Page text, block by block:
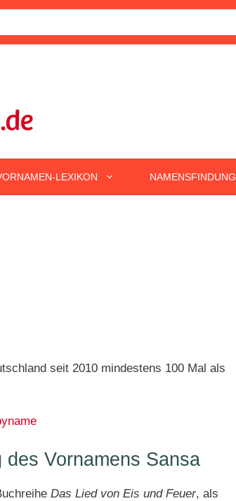
LEXIKON NAMENSFINDUNG
seit 2010 mindestens 100 Mal als
Vornamens Sansa
Das Lied von Eis und Feuer, als